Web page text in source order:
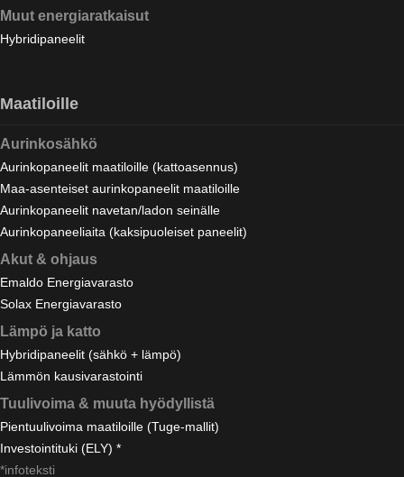
Muut energiaratkaisut
Hybridipaneelit
Maatiloille
Aurinkosähkö
Aurinkopaneelit maatiloille (kattoasennus)
Maa-asenteiset aurinkopaneelit maatiloille
Aurinkopaneelit navetan/ladon seinälle
Aurinkopaneeliaita (kaksipuoleiset paneelit)
Akut & ohjaus
Emaldo Energiavarasto
Solax Energiavarasto
Lämpö ja katto
Hybridipaneelit (sähkö + lämpö)
Lämmön kausivarastointi
Tuulivoima & muuta hyödyllistä
Pientuulivoima maatiloille (Tuge-mallit)
Investointituki (ELY) *
*infoteksti